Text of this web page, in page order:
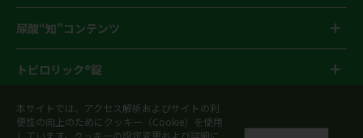
尿酸“知”コンテンツ
トピロリック®錠
患者サポート資材
本サイトでは、アクセス解析およびサイトの利
便性の向上のためにクッキー（Cookie）を使用
しています。クッキーの設定変更および詳細に